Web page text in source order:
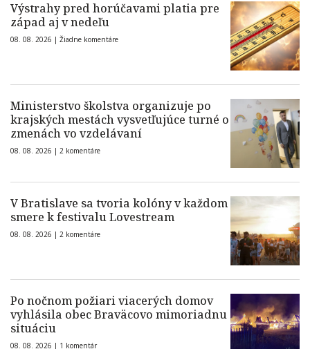
Výstrahy pred horúčavami platia pre
západ aj v nedeľu
08. 08. 2026 | Žiadne komentáre
Ministerstvo školstva organizuje po
krajských mestách vysvetľujúce turné o
zmenách vo vzdelávaní
08. 08. 2026 | 2 komentáre
V Bratislave sa tvoria kolóny v každom
smere k festivalu Lovestream
08. 08. 2026 | 2 komentáre
Po nočnom požiari viacerých domov
vyhlásila obec Braväcovo mimoriadnu
situáciu
08. 08. 2026 | 1 komentár